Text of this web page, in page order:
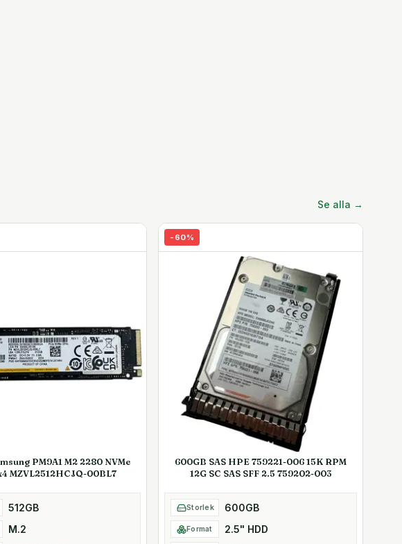
Se alla →
PM9A1 M2 2280 NVMe
MZVL2512HCJQ-00BL7
512GB
M.2
- 60%
600GB SAS HPE 759221-006 15K RPM
12G SC SAS SFF 2.5 759202-003
Storlek 600GB
Format 2.5" HDD